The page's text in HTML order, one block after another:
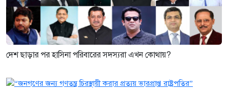
দেশ ছাড়ার পর হাসিনা পরিবারের সদস্যরা এখন কোথায়?